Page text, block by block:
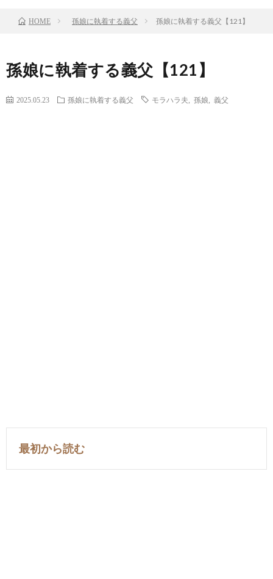
HOME 孫娘に執着する義父 孫娘に執着する義父【121】
孫娘に執着する義父【121】
2025.05.23 孫娘に執着する義父 モラハラ夫 孫娘 義父
最初から読む